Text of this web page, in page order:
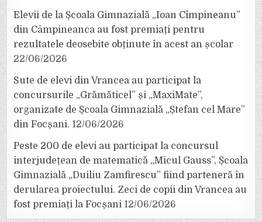
Elevii de la Școala Gimnazială „Ioan Cîmpineanu”
din Câmpineanca au fost premiați pentru
rezultatele deosebite obținute în acest an școlar
22/06/2026
Sute de elevi din Vrancea au participat la
concursurile „Grămăticel” și „MaxiMate”,
organizate de Școala Gimnazială „Ștefan cel Mare”
din Focșani. 12/06/2026
Peste 200 de elevi au participat la concursul
interjudețean de matematică „Micul Gauss”, Școala
Gimnazială „Duiliu Zamfirescu” fiind parteneră în
derularea proiectului. Zeci de copii din Vrancea au
fost premiați la Focșani 12/06/2026